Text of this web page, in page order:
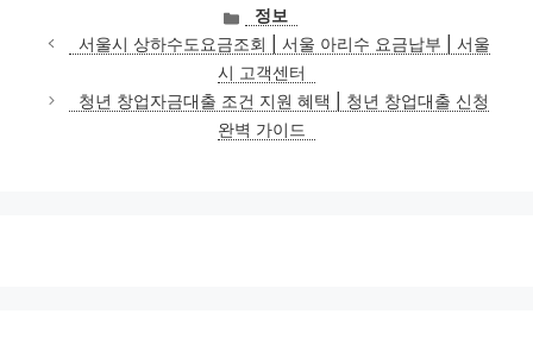
카
테
고
리
정보
서울시 상하수도요금조회 | 서울 아리수 요금납부 | 서울
시 고객센터
청년 창업자금대출 조건 지원 혜택 | 청년 창업대출 신청
완벽 가이드